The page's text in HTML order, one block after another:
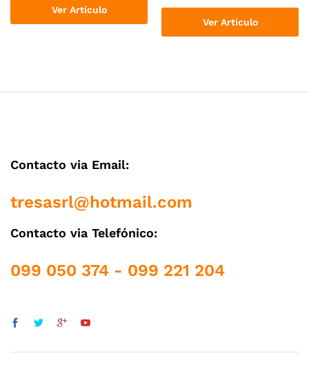
Ver Artículo
Ver Artículo
Contacto via Email:
tresasrl@hotmail.com
Contacto via Telefónico:
099 050 374 - 099 221 204